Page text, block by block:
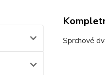
Sprchové